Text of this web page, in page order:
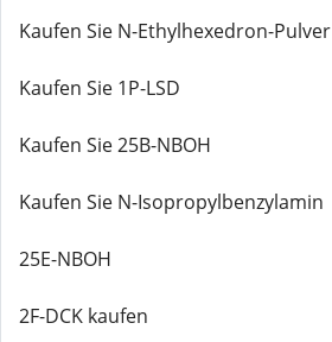
Kaufen Sie N-Ethylhexedron-Pulver
Kaufen Sie 1P-LSD
Kaufen Sie 25B-NBOH
Kaufen Sie N-Isopropylbenzylamin
25E-NBOH
2F-DCK kaufen